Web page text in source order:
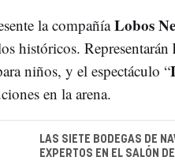
la compañíaLobos
históricos. Representarán
niños, y el espectáculo “
en la arena.
LAS SIETE BODEGAS DE
EXPERTOS EN EL SALÓN